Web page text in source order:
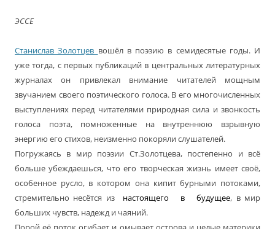
ЭССЕ
Станислав Золотцев вошёл в поэзию в семидесятые годы. И
уже тогда, с первых публикаций в центральных литературных
журналах он привлекал внимание читателей мощным
звучанием своего поэтического голоса. В его многочисленных
выступлениях перед читателями природная сила и звонкость
голоса поэта, помноженные на внутреннюю взрывную
энергию его стихов, неизменно покоряли слушателей.
Погружаясь в мир поэзии Ст.Золотцева, постепенно и всё
больше убеждаешься, что его творческая жизнь имеет своё,
особенное русло, в котором она кипит бурными потоками,
стремительно несётся из
настоящего в будущее, в мир
больших чувств, надежд и чаяний.